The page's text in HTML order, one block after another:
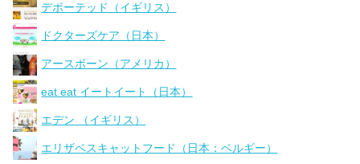
デボーテッド（イギリス）
ドクターズケア（日本）
アースボーン（アメリカ）
eat eat イートイート（日本）
エデン （イギリス）
エリザベスキャットフード（日本：ベルギー）